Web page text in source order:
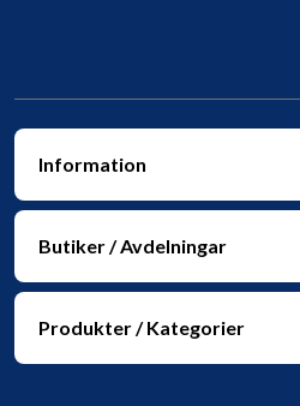
Information
Butiker / Avdelningar
Produkter / Kategorier